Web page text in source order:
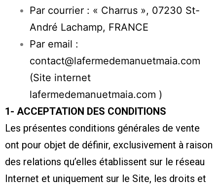
Par courrier : « Charrus », 07230 St-
André Lachamp, FRANCE
Par email :
contact@lafermedemanuetmaia.com
(Site internet
lafermedemanuetmaia.com )
1- ACCEPTATION DES CONDITIONS
Les présentes conditions générales de vente
ont pour objet de définir, exclusivement à raison
des relations qu’elles établissent sur le réseau
Internet et uniquement sur le Site, les droits et